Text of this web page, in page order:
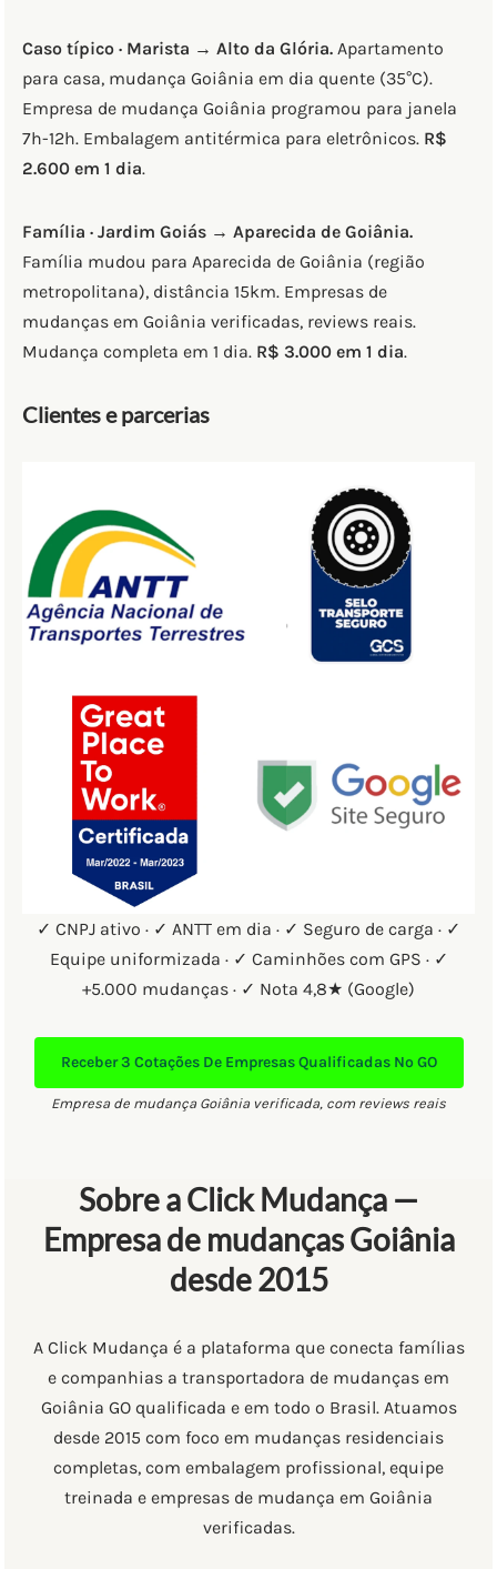
Caso típico · Marista → Alto da Glória. Apartamento
para casa, mudança Goiânia em dia quente (35°C).
Empresa de mudança Goiânia programou para janela
7h-12h. Embalagem antitérmica para eletrônicos. R$
2.600 em 1 dia.
Família · Jardim Goiás → Aparecida de Goiânia.
Família mudou para Aparecida de Goiânia (região
metropolitana), distância 15km. Empresas de
mudanças em Goiânia verificadas, reviews reais.
Mudança completa em 1 dia. R$ 3.000 em 1 dia.
Clientes e parcerias
✓ CNPJ ativo · ✓ ANTT em dia · ✓ Seguro de carga · ✓
Equipe uniformizada · ✓ Caminhões com GPS · ✓
+5.000 mudanças · ✓ Nota 4,8★ (Google)
Receber3 CotaçõesDe Empresas Qualificadas No GO
Empresa de mudança Goiânia verificada, com reviews reais
Sobre a Click Mudança —
Empresa de mudanças Goiânia
desde 2015
A Click Mudança é a plataforma que conecta famílias
e companhias a transportadora de mudanças em
Goiânia GO qualificada e em todo o Brasil. Atuamos
desde 2015 com foco em mudanças residenciais
completas, com embalagem profissional, equipe
treinada e empresas de mudança em Goiânia
verificadas.